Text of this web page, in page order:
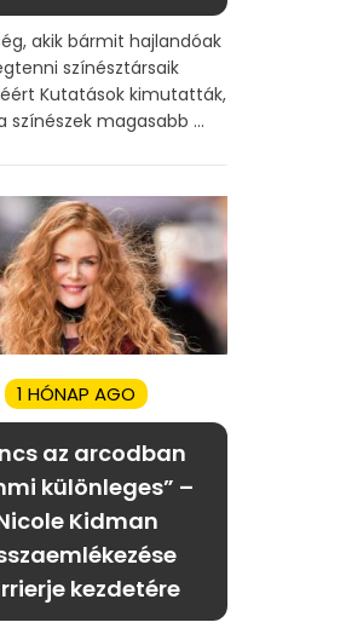
akik bármit hajlandóak
színésztársaik
Kutatások kimutatták,
színészek magasabb ...
1 HÓNAP AGO
az arcodban
különleges” –
Kidman
kezdetére